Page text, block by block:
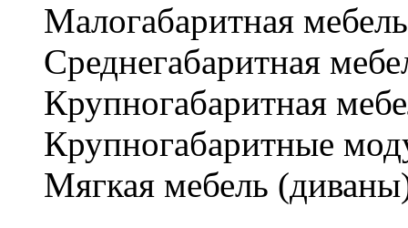
Малогабаритная
Cреднегабаритная
Крупногабаритная
Крупногабаритные
Мягкая мебель